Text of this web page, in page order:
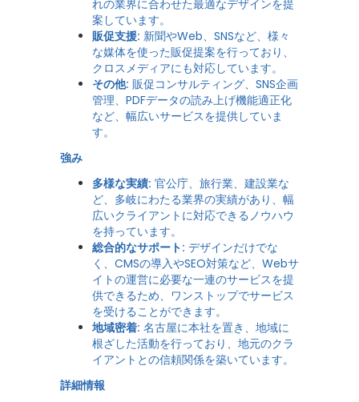
れの業界に合わせた最適なデザインを提
案しています。
販促支援: 新聞やWeb、SNSなど、様々
な媒体を使った販促提案を行っており、
クロスメディアにも対応しています。
その他: 販促コンサルティング、SNS企画
管理、PDFデータの読み上げ機能適正化
など、幅広いサービスを提供していま
す。
強み
多様な実績: 官公庁、旅行業、建設業な
ど、多岐にわたる業界の実績があり、幅
広いクライアントに対応できるノウハウ
を持っています。
総合的なサポート: デザインだけでな
く、CMSの導入やSEO対策など、Webサ
イトの運営に必要な一連のサービスを提
供できるため、ワンストップでサービス
を受けることができます。
地域密着: 名古屋に本社を置き、地域に
根ざした活動を行っており、地元のクラ
イアントとの信頼関係を築いています。
詳細情報